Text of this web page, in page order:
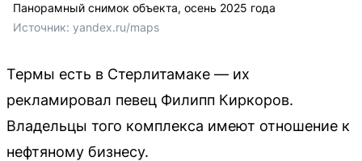
Панорамный снимок объекта, осень 2025 года
Источник: yandex.ru/maps
Термы есть в Стерлитамаке — их
рекламировал певец Филипп Киркоров.
Владельцы того комплекса имеют отношение к
нефтяному бизнесу.